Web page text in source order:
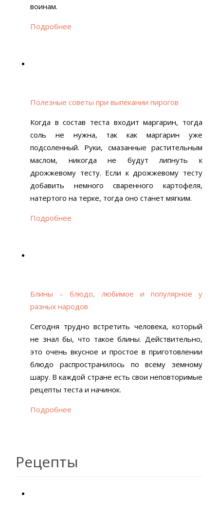
воинам.
Подробнее
Полезные советы при выпекании пирогов
Когда в состав теста входит маргарин, тогда
соль не нужна, так как маргарин уже
подсоленный. Руки, смазанные растительным
маслом, никогда не будут липнуть к
дрожжевому тесту. Если к дрожжевому тесту
добавить немного сваренного картофеля,
натертого на терке, тогда оно станет мягким.
Подробнее
Блины – блюдо, любимое и популярное у
разных народов
Сегодня трудно встретить человека, который
не знал бы, что такое блины. Действительно,
это очень вкусное и простое в приготовлении
блюдо распространилось по всему земному
шару. В каждой стране есть свои неповторимые
рецепты теста и начинок.
Подробнее
Рецепты